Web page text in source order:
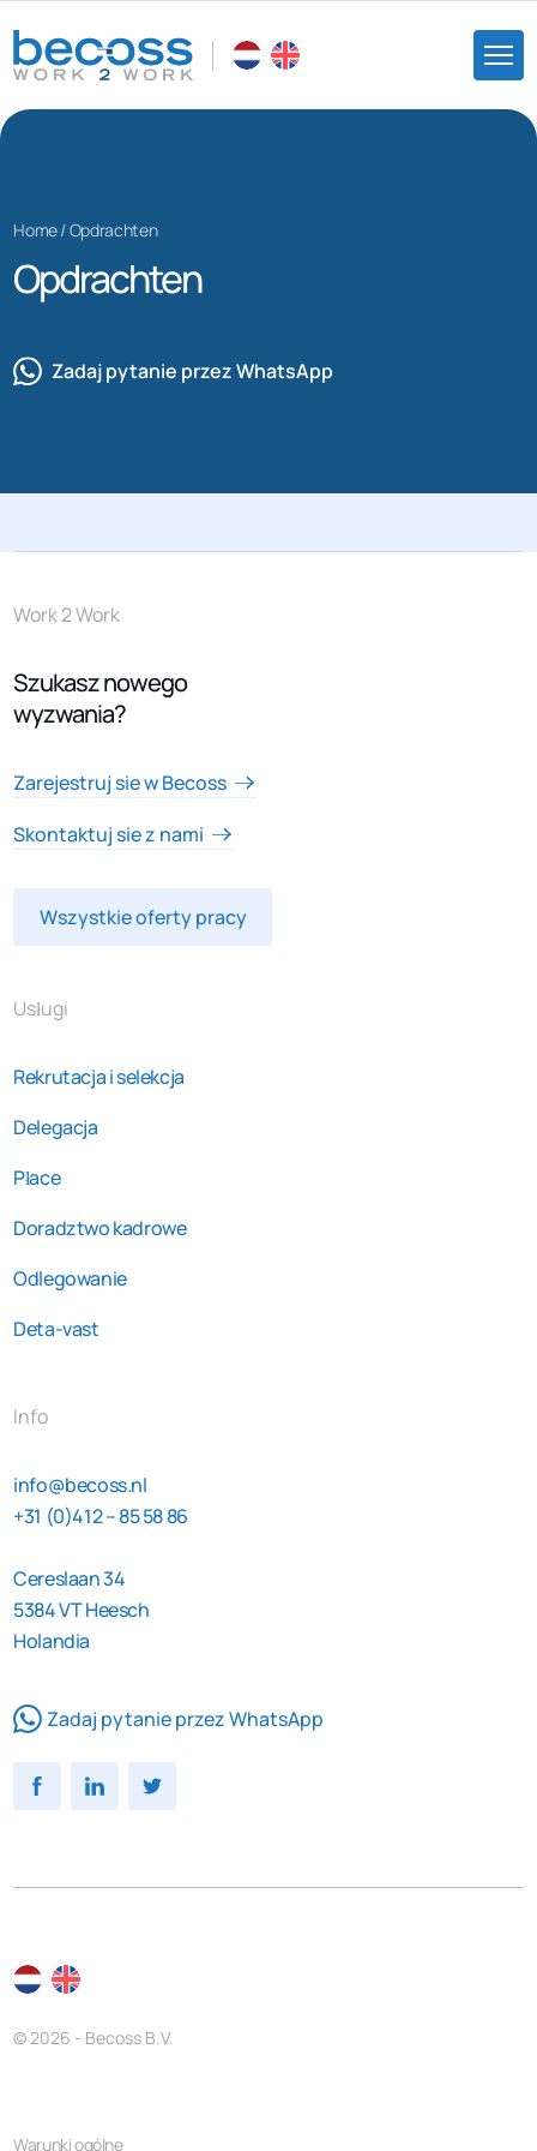
Home/Opdrachten
Opdrachten
Zadaj pytanie przez WhatsApp
Work 2 Work
Szukasz nowego
wyzwania?
Zarejestruj sie w Becoss
Skontaktuj sie z nami
Wszystkie oferty pracy
Usługi
Rekrutacja i selekcja
Delegacja
Płace
Doradztwo kadrowe
Odlegowanie
Deta-vast
Info
info@becoss.nl
+31 (0)412 – 85 58 86
Cereslaan 34
5384 VT Heesch
Holandia
Zadaj pytanie przez WhatsApp
© 2026 - Becoss B.V.
Warunki ogólne